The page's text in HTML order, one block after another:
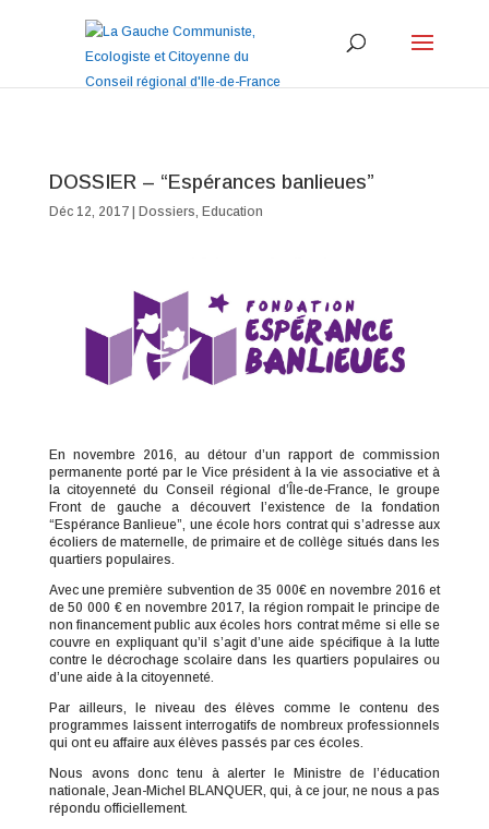
DOSSIER – “Espérances banlieues”
Déc 12, 2017| Dossiers, Education
En novembre 2016, au détour d’un rapport de commission
permanente porté par le Vice président à la vie associative et à
la citoyenneté du Conseil régional d’Île-de-France, le groupe
Front de gauche a découvert l’existence de la fondation
“Espérance Banlieue”, une école hors contrat qui s’adresse aux
écoliers de maternelle, de primaire et de collège situés dans les
quartiers populaires.
Avec une première subvention de 35 000€ en novembre 2016 et
de 50 000 € en novembre 2017, la région rompait le principe de
non financement public aux écoles hors contrat même si elle se
couvre en expliquant qu’il s’agit d’une aide spécifique à la lutte
contre le décrochage scolaire dans les quartiers populaires ou
d’une aide à la citoyenneté.
Par ailleurs, le niveau des élèves comme le contenu des
programmes laissent interrogatifs de nombreux professionnels
qui ont eu affaire aux élèves passés par ces écoles.
Nous avons donc tenu à alerter le Ministre de l’éducation
nationale, Jean-Michel BLANQUER, qui, à ce jour, ne nous a pas
répondu officiellement.